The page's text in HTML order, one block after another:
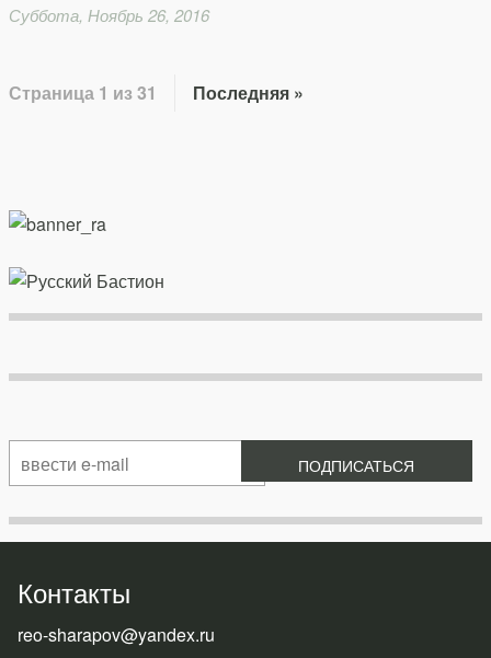
Суббота, Ноябрь 26, 2016
Страница 1 из 31 Последняя »
Контакты
reo-sharapov@yandex.ru